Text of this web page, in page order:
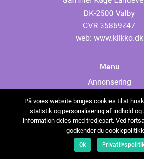
web: www.klikko.dk
Menu
Annonsering
Cookies
Kontakta oss
Sitemap
På vores website bruges cookies til at
statistik og personalisering af indhold og
information deles med tredjepart. Ved
godkender du
Ok Privatlivspolitik